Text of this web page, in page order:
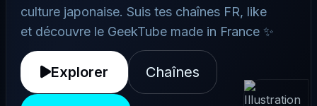
culture japonaise. Suis tes chaînes FR, like
et découvre le GeekTube made in France ✨
Explorer Chaînes